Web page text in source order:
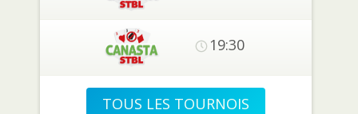
19:30
TOUS LES TOURNOIS